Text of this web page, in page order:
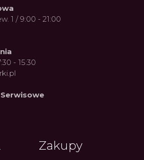
kolekcji zegarków
ZEGARKI.PL 4.08.2026
1 / 9:00 - 21:00
- 15:30
Zakupy